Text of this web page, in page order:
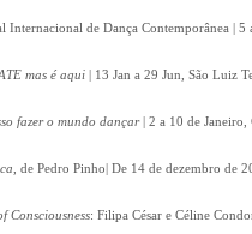
Internacional de Dança Contemporânea |
mas é aqui | 13 Jan a 29 Jun, São Luiz
fazer o mundo dançar| 2 a 10 de Janeiro,
, de Pedro Pinho| De 14 de dezembro de
Consciousness: Filipa César e Céline